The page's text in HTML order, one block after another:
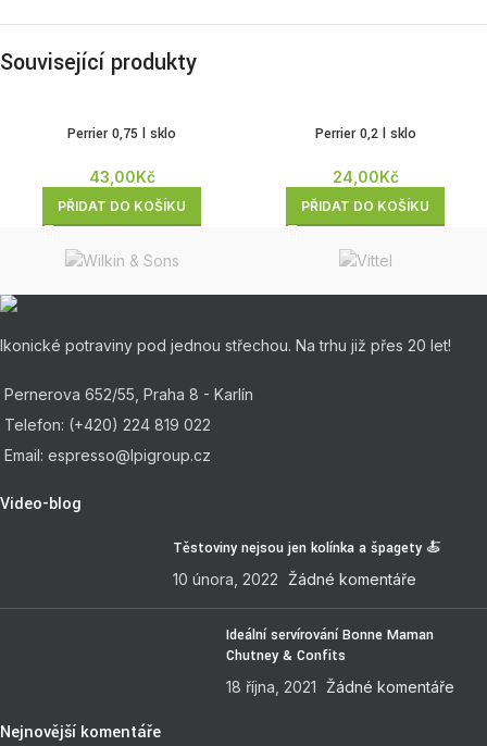
Související produkty
Perrier 0,75 l sklo
43,00Kč
PŘIDAT DO KOŠÍKU
Perrier 0,2 l sklo
24,00Kč
PŘIDAT DO KOŠÍKU
Ikonické potraviny pod jednou střechou. Na trhu již přes 20 let!
Pernerova 652/55, Praha 8 - Karlín
Telefon: (+420) 224 819 022
Email: espresso@lpigroup.cz
Video-blog
Těstoviny nejsou jen kolínka a špagety 🍝
10 února, 2022 Žádné komentáře
Ideální servírování Bonne Maman
Chutney & Confits
18 října, 2021 Žádné komentáře
Nejnovější komentáře